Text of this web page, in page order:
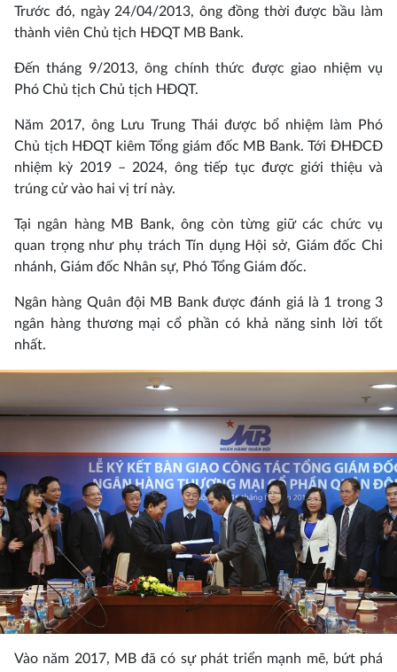
Trước đó, ngày 24/04/2013, ông đồng thời được bầu làm
thành viên Chủ tịch HĐQT MB Bank.
Đến tháng 9/2013, ông chính thức được giao nhiệm vụ
Phó Chủ tịch Chủ tịch HĐQT.
Năm 2017, ông Lưu Trung Thái được bổ nhiệm làm Phó
Chủ tịch HĐQT kiêm Tổng giám đốc MB Bank. Tới ĐHĐCĐ
nhiệm kỳ 2019 – 2024, ông tiếp tục được giới thiệu và
trúng cử vào hai vị trí này.
Tại ngân hàng MB Bank, ông còn từng giữ các chức vụ
quan trọng như phụ trách Tín dụng Hội sở, Giám đốc Chi
nhánh, Giám đốc Nhân sự, Phó Tổng Giám đốc.
Ngân hàng Quân đội MB Bank được đánh giá là 1 trong 3
ngân hàng thương mại cổ phần có khả năng sinh lời tốt
nhất.
Vào năm 2017, MB đã có sự phát triển mạnh mẽ, bứt phá